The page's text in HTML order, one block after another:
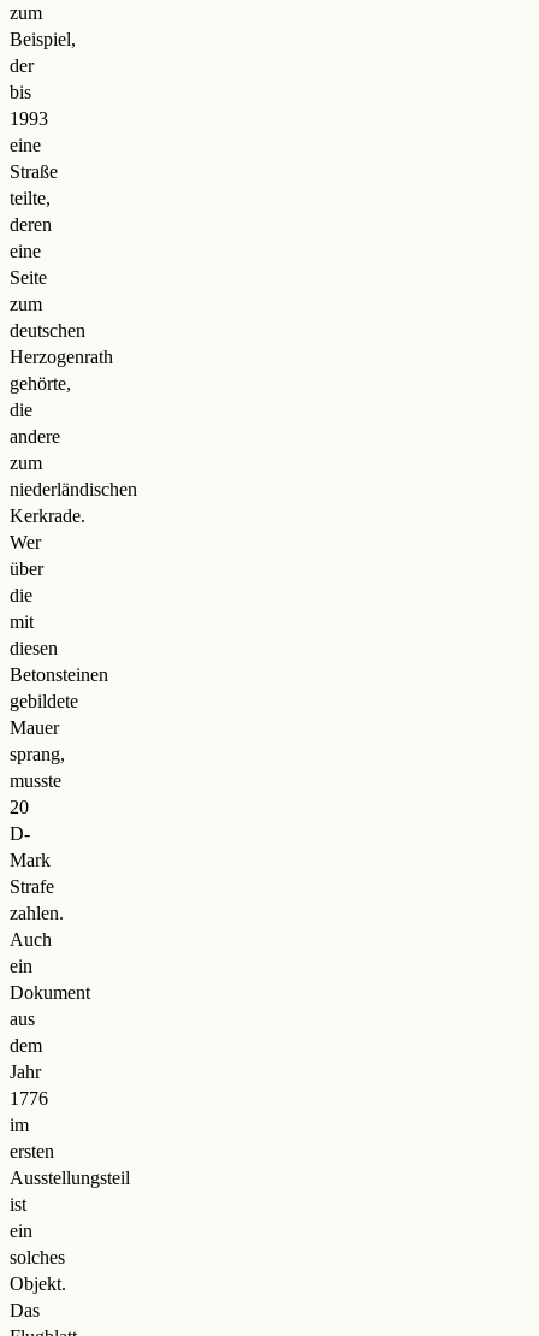
zum
Beispiel,
der
bis
1993
eine
Straße
teilte,
deren
eine
Seite
zum
deutschen
Herzogenrath
gehörte,
die
andere
zum
niederländischen
Kerkrade.
Wer
über
die
mit
diesen
Betonsteinen
gebildete
Mauer
sprang,
musste
20
D-
Mark
Strafe
zahlen.
Auch
ein
Dokument
aus
dem
Jahr
1776
im
ersten
Ausstellungsteil
ist
ein
solches
Objekt.
Das